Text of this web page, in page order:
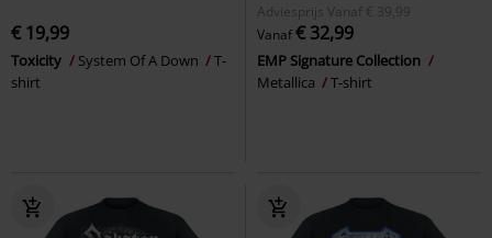
€ 19,99
Toxicity System Of A Down
T-
shirt
Adviesprijs
Vanaf € 39,99
Vanaf€ 32,99
EMP Signature Collection
Metallica
T-shirt